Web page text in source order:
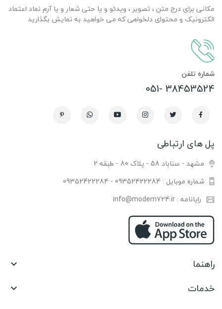
مکانی برای درج متن ، تصویر ، ویدئو و یا حتی شعار و یا آرم نماد اعتماد
الکترونیک و محتوای دلخواهی که می خواهید به نمایش بگذارید
شماره تلفن
38453524 -051
پل های ارتباطی
مشهد - سناباد 58 - پلاک 80 - طبقه 2
شماره موبایل : 09352422284 - 09352422284
رایانامه : info@modem724.ir
راهنما 
خدمات 